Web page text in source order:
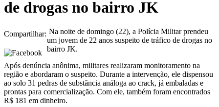
de drogas no bairro JK
Compartilhar: Na noite de domingo (22), a Polícia Militar prendeu
um jovem de 22 anos suspeito de tráfico de drogas no
bairro JK.
Após denúncia anônima, militares realizaram monitoramento na
região e abordaram o suspeito. Durante a intervenção, ele dispensou
ao solo 31 pedras de substância análoga ao crack, já embaladas e
prontas para comercialização. Com ele, também foram encontrados
R$ 181 em dinheiro.